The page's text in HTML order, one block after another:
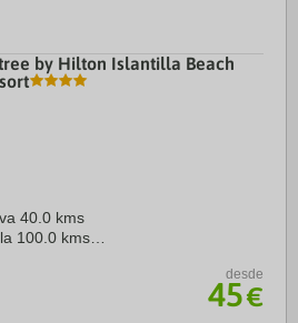
by Hilton Islantilla Beach
40.0 kms
100.0 kms
desde
45€